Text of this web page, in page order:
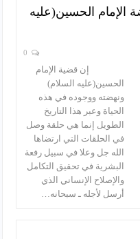
الإمام الحسين(عليه
إن قضية الإمام
الحسين(عليه السلام)
ونهضته ووجوده في هذه
الحياة وعبر هذا التاريخ
الطويل إنما هي حلقة وصل
في الحلقات التي ارتضاها
الله جل وعلا في سبيل رفعة
البشرية في تحقيق التكامل
والإصلاح الإنساني الذي
أرسل لأجله ـ سبحانه…